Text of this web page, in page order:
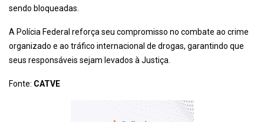
sendo bloqueadas.
A Polícia Federal reforça seu compromisso no combate ao crime
organizado e ao tráfico internacional de drogas, garantindo que
seus responsáveis sejam levados à Justiça.
Fonte: CATVE